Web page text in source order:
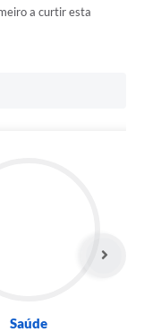
a curtir esta